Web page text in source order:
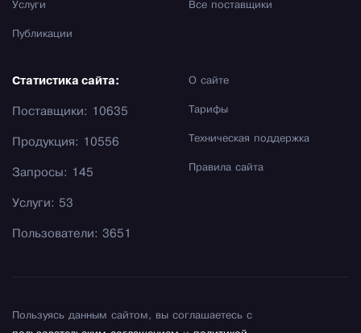
Услуги
Публикации
Все поставщики
О сайте
Тарифы
Техническая поддержка
Правила сайта
Статистика сайта:
Поставщики: 10635
Продукция: 10556
Запросы: 145
Услуги: 53
Пользователи: 3651
Пользуясь данным сайтом, вы соглашаетесь с